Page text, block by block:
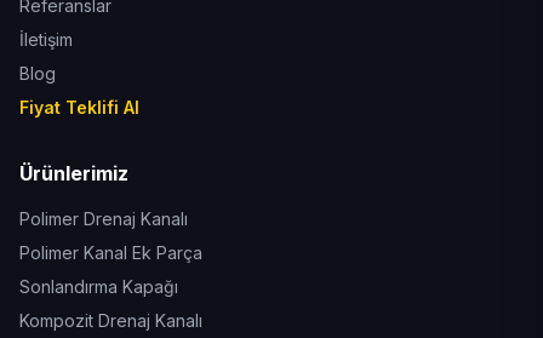
Referanslar
İletişim
Blog
Fiyat Teklifi Al
Ürünlerimiz
Polimer Drenaj Kanalı
Polimer Kanal Ek Parça
Sonlandırma Kapağı
Kompozit Drenaj Kanalı